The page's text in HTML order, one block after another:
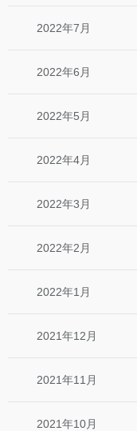
2022年7月
2022年6月
2022年5月
2022年4月
2022年3月
2022年2月
2022年1月
2021年12月
2021年11月
2021年10月